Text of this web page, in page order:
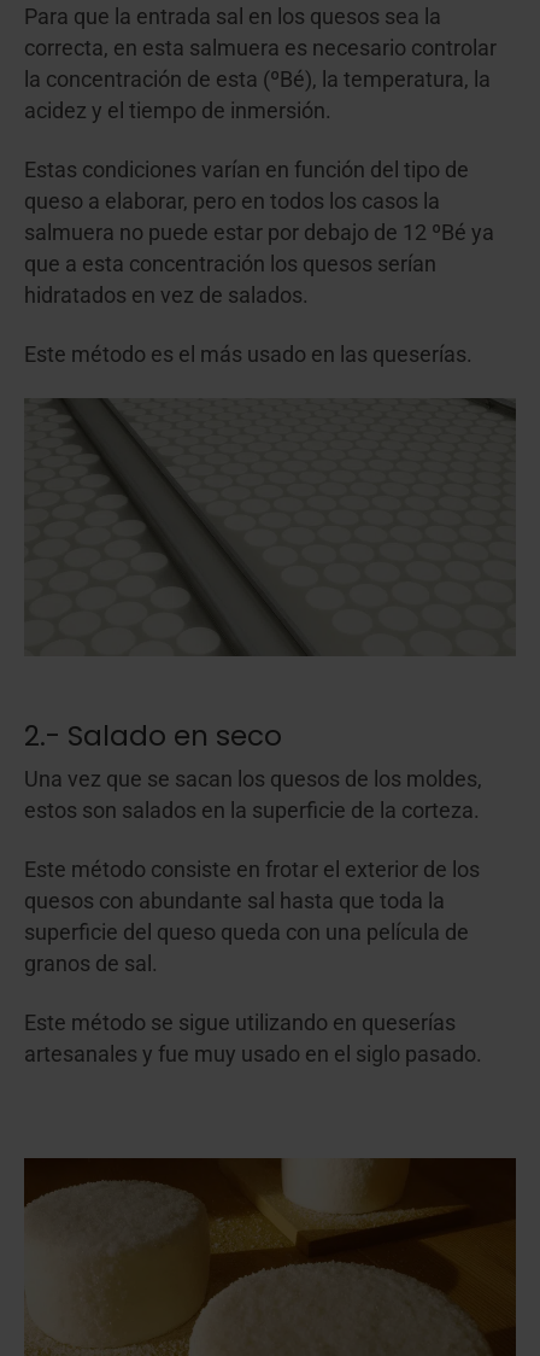
Para que la entrada sal en los quesos sea la
correcta, en esta salmuera es necesario controlar
la concentración de esta (ºBé), la temperatura, la
acidez y el tiempo de inmersión.
Estas condiciones varían en función del tipo de
queso a elaborar, pero en todos los casos la
salmuera no puede estar por debajo de 12 ºBé ya
que a esta concentración los quesos serían
hidratados en vez de salados.
Este método es el más usado en las queserías.
2.- Salado en seco
Una vez que se sacan los quesos de los moldes,
estos son salados en la superficie de la corteza.
Este método consiste en frotar el exterior de los
quesos con abundante sal hasta que toda la
superficie del queso queda con una película de
granos de sal.
Este método se sigue utilizando en queserías
artesanales y fue muy usado en el siglo pasado.